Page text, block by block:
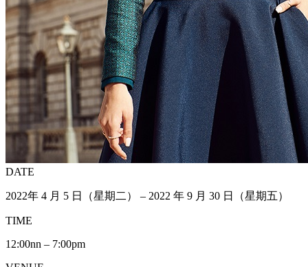
DATE
2022年 4 月 5 日（星期二） – 2022 年 9 月 30 日（星期五）
TIME
12:00nn – 7:00pm